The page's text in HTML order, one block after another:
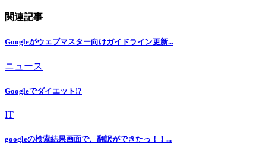
関連記事
Googleがウェブマスター向けガイドライン更新...
ニュース
Googleでダイエット!?
IT
googleの検索結果画面で、翻訳ができたっ！！...